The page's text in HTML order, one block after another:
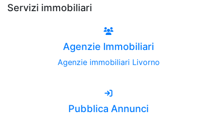
Servizi immobiliari
Agenzie Immobiliari
Agenzie immobiliari Livorno
Pubblica Annunci